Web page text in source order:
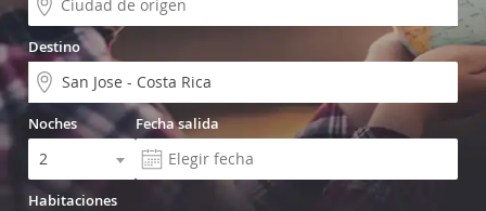
Destino
Noches Fecha salida
Habitaciones